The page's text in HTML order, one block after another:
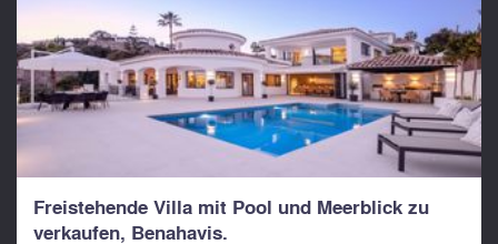
Freistehende Villa mit Pool und Meerblick zu
verkaufen, Benahavis.